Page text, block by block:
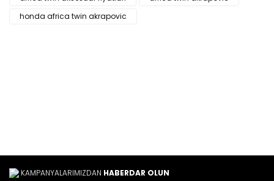
Ürün resmi kalitesiz, bozuk veya görüntülenemiyor.
honda africa twin akrapovic
KAMPANYALARIMIZDAN HABERDAR OLUN